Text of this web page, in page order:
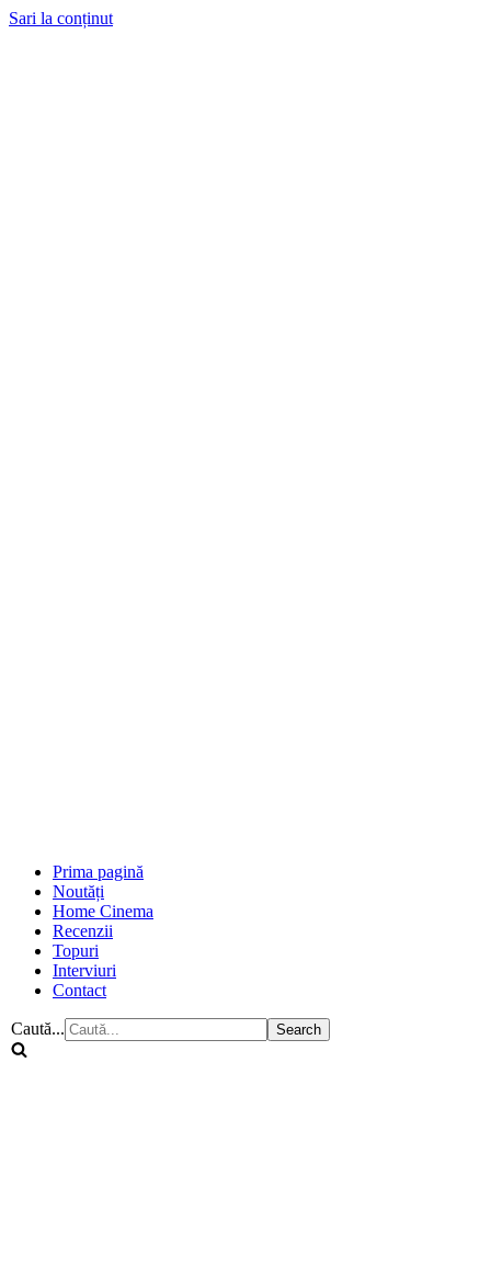
Sari la conținut
Prima pagină
Noutăți
Home Cinema
Recenzii
Topuri
Interviuri
Contact
Caută...